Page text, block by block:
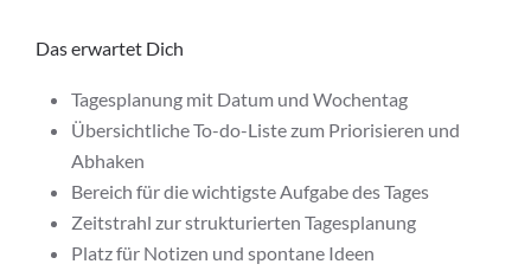
Das erwartet Dich
Tagesplanung mit Datum und Wochentag
Übersichtliche To-do-Liste zum Priorisieren und
Abhaken
Bereich für die wichtigste Aufgabe des Tages
Zeitstrahl zur strukturierten Tagesplanung
Platz für Notizen und spontane Ideen